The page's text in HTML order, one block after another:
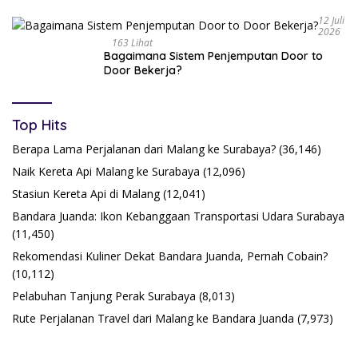
12 Juli
2026
163 Lihat
Bagaimana Sistem Penjemputan Door to
Door Bekerja?
Top Hits
Berapa Lama Perjalanan dari Malang ke Surabaya? (36,146)
Naik Kereta Api Malang ke Surabaya (12,096)
Stasiun Kereta Api di Malang (12,041)
Bandara Juanda: Ikon Kebanggaan Transportasi Udara Surabaya
(11,450)
Rekomendasi Kuliner Dekat Bandara Juanda, Pernah Cobain?
(10,112)
Pelabuhan Tanjung Perak Surabaya (8,013)
Rute Perjalanan Travel dari Malang ke Bandara Juanda (7,973)